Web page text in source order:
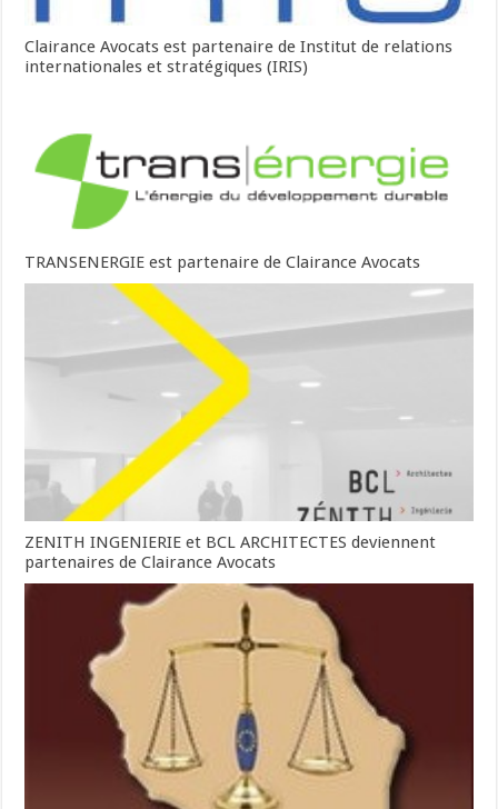
Clairance Avocats est partenaire de Institut de relations
internationales et stratégiques (IRIS)
TRANSENERGIE est partenaire de Clairance Avocats
ZENITH INGENIERIE et BCL ARCHITECTES deviennent
partenaires de Clairance Avocats